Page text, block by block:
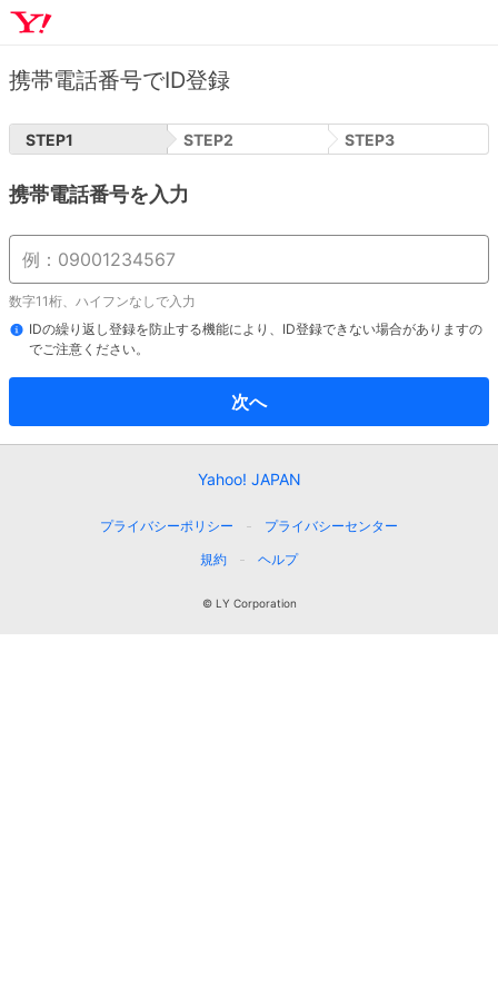
携帯電話番号でID登録
STEP1 STEP2 STEP3
携帯電話番号を入力
数字11桁、ハイフンなしで入力
IDの繰り返し登録を防止する機能により、ID登録できない場合がありますの
でご注意ください。
次へ
Yahoo! JAPAN
プライバシーポリシー
プライバシーセンター
規約
ヘルプ
© LY Corporation